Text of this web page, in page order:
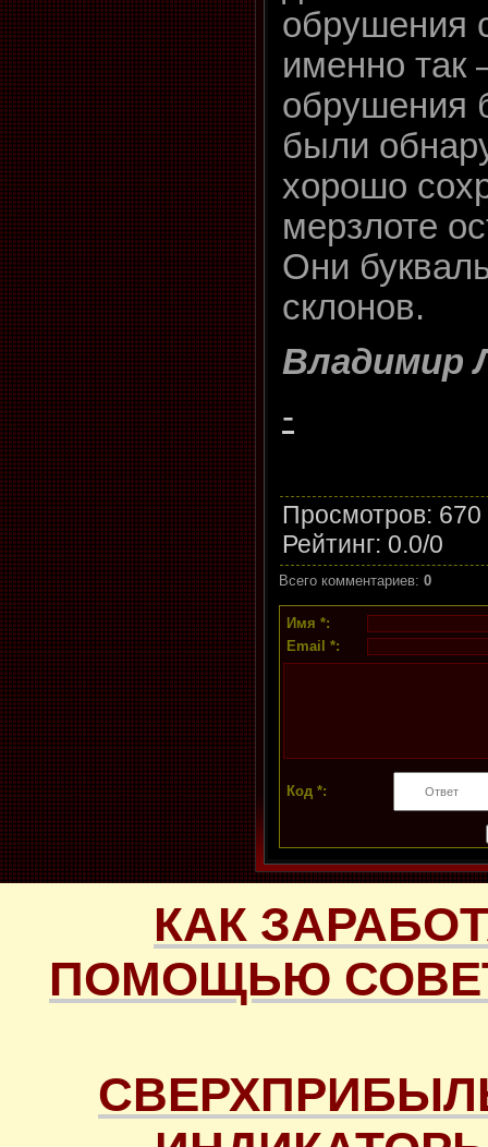
обрушения
именно так
обрушения
были
хорошо
мерзлоте
Они
склонов.
Владимир
-
Просмотров:
Рейтинг: 0.0/0
Всего комментариев: 0
Имя *:
Email *:
Код *:
КАК
ПОМОЩЬЮ